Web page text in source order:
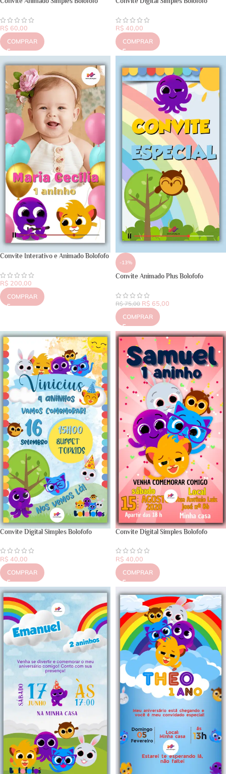
R$ 60,00
COMPRAR
R$ 40,00
COMPRAR
Convite Interativo e Animado Bolofofo
R$ 200,00
COMPRAR
-13%
Convite Animado Plus Bolofofo
R$75,00 R$ 65,00
COMPRAR
Convite Digital Simples Bolofofo
R$ 40,00
COMPRAR
Convite Digital Simples Bolofofo
R$ 40,00
COMPRAR